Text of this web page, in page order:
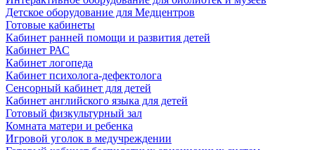
Детское оборудование для Медцентров
Готовые кабинеты
Кабинет ранней помощи и развития детей
Кабинет РАС
Кабинет логопеда
Кабинет психолога-дефектолога
Сенсорный кабинет для детей
Кабинет английского языка для детей
Готовый физкультурный зал
Комната матери и ребенка
Игровой уголок в медучреждении